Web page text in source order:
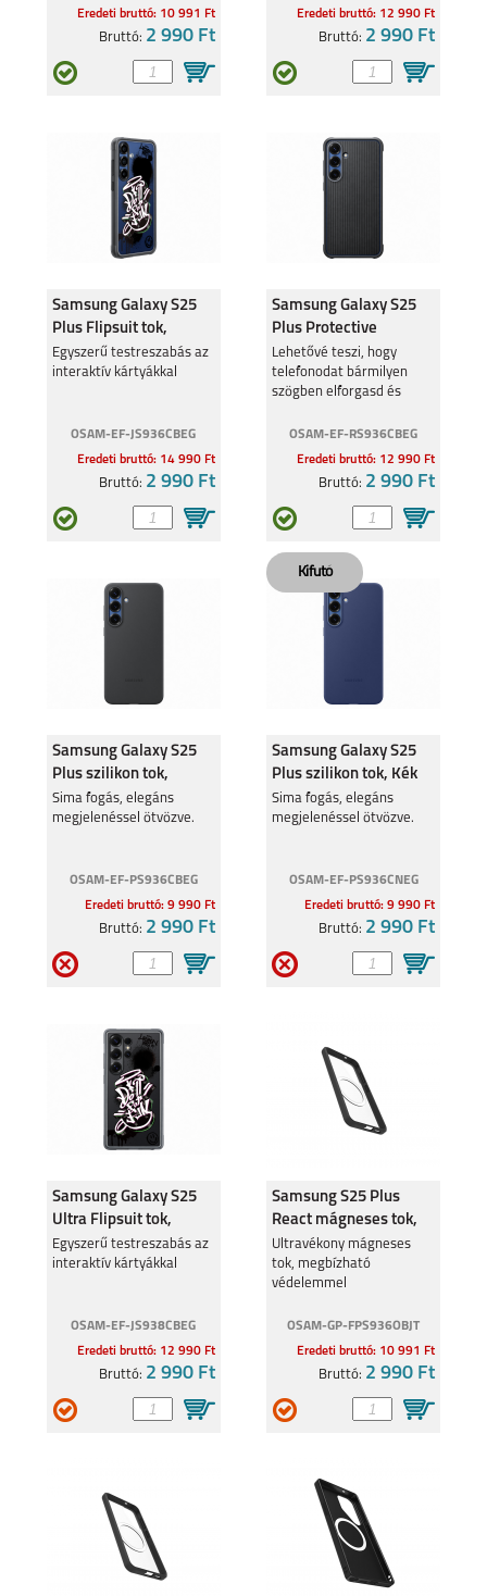
Eredeti bruttó: 10 991 Ft
Bruttó: 2 990 Ft
Eredeti bruttó: 12 990 Ft
Bruttó: 2 990 Ft
Samsung Galaxy S25
Plus Flipsuit tok,
Fekete
Egyszerű testreszabás az
interaktív kártyákkal
OSAM-EF-JS936CBEG
Eredeti bruttó: 14 990 Ft
Bruttó: 2 990 Ft
Samsung Galaxy S25
Plus Protective
Standing cover tok,
Fekete
Lehetővé teszi, hogy
telefonodat bármilyen
szögben elforgasd és
OSAM-EF-RS936CBEG
Eredeti bruttó: 12 990 Ft
Bruttó: 2 990 Ft
Samsung Galaxy S25
Plus szilikon tok,
Fekete
Sima fogás, elegáns
megjelenéssel ötvözve.
OSAM-EF-PS936CBEG
Eredeti bruttó: 9 990 Ft
Bruttó: 2 990 Ft
Samsung Galaxy S25
Plus szilikon tok, Kék
Sima fogás, elegáns
megjelenéssel ötvözve.
OSAM-EF-PS936CNEG
Eredeti bruttó: 9 990 Ft
Bruttó: 2 990 Ft
Samsung Galaxy S25
Ultra Flipsuit tok,
Fekete
Egyszerű testreszabás az
interaktív kártyákkal
OSAM-EF-JS938CBEG
Eredeti bruttó: 12 990 Ft
Bruttó: 2 990 Ft
Samsung S25 Plus
React mágneses tok,
Fekete
Ultravékony mágneses
tok, megbízható
védelemmel
OSAM-GP-FPS936OBJT
Eredeti bruttó: 10 991 Ft
Bruttó: 2 990 Ft